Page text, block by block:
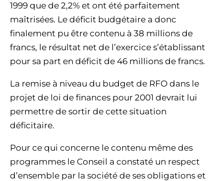
1999 que de 2,2% et ont été parfaitement
maîtrisées. Le déficit budgétaire a donc
finalement pu être contenu à 38 millions de
francs, le résultat net de l’exercice s’établissant
pour sa part en déficit de 46 millions de francs.
La remise à niveau du budget de RFO dans le
projet de loi de finances pour 2001 devrait lui
permettre de sortir de cette situation
déficitaire.
Pour ce qui concerne le contenu même des
programmes le Conseil a constaté un respect
d’ensemble par la société de ses obligations et